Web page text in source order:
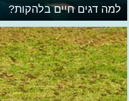
למה דגים חיים בלהקות?